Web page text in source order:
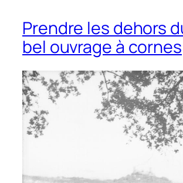
Prendre les dehors
bel ouvrage à cornes